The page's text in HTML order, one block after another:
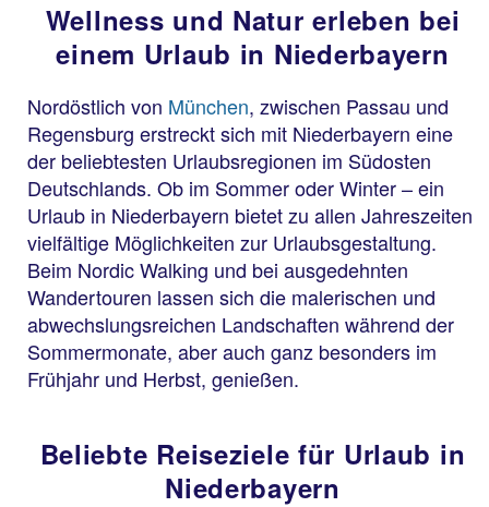
Wellness und Natur erleben bei
einem Urlaub in Niederbayern
Nordöstlich von München, zwischen Passau und
Regensburg erstreckt sich mit Niederbayern eine
der beliebtesten Urlaubsregionen im Südosten
Deutschlands. Ob im Sommer oder Winter – ein
Urlaub in Niederbayern bietet zu allen Jahreszeiten
vielfältige Möglichkeiten zur Urlaubsgestaltung.
Beim Nordic Walking und bei ausgedehnten
Wandertouren lassen sich die malerischen und
abwechslungsreichen Landschaften während der
Sommermonate, aber auch ganz besonders im
Frühjahr und Herbst, genießen.
Beliebte Reiseziele für Urlaub in
Niederbayern